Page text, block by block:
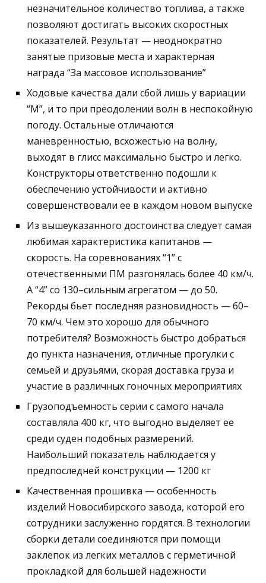
незначительное количество топлива, а также
позволяют достигать высоких скоростных
показателей. Результат — неоднократно
занятые призовые места и характерная
награда “За массовое использование”
Ходовые качества дали сбой лишь у вариации
“М”, и то при преодолении волн в неспокойную
погоду. Остальные отличаются
маневренностью, всхожестью на волну,
выходят в глисс максимально быстро и легко.
Конструкторы ответственно подошли к
обеспечению устойчивости и активно
совершенствовали ее в каждом новом выпуске
Из вышеуказанного достоинства следует самая
любимая характеристика капитанов —
скорость. На соревнованиях “1” с
отечественными ПМ разгонялась более 40 км/ч.
А “4” со 130–сильным агрегатом — до 50.
Рекорды бьет последняя разновидность — 60–
70 км/ч. Чем это хорошо для обычного
потребителя? Возможность быстро добраться
до пункта назначения, отличные прогулки с
семьей и друзьями, скорая доставка груза и
участие в различных гоночных мероприятиях
Грузоподъемность серии с самого начала
составляла 400 кг, что выгодно выделяет ее
среди суден подобных размерений.
Наибольший показатель наблюдается у
предпоследней конструкции — 1200 кг
Качественная прошивка — особенность
изделий Новосибирского завода, которой его
сотрудники заслуженно гордятся. В технологии
сборки детали соединяются при помощи
заклепок из легких металлов с герметичной
прокладкой для большей надежности